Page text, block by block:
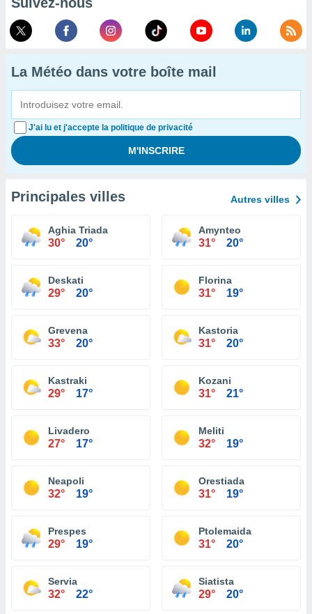
La Météo dans votre boîte mail
J'ai lu et j'accepte la politique de privacité
Principales villes Autres villes
Aghia Triada
30° 20°
Amynteo
31° 20°
Deskati
29° 20°
Florina
31° 19°
Grevena
33° 20°
Kastoria
31° 20°
Kastraki
29° 17°
Kozani
31° 21°
Livadero
27° 17°
Meliti
32° 19°
Neapoli
32° 19°
Orestiada
31° 19°
Prespes
29° 19°
Ptolemaida
31° 20°
Servia
32° 22°
Siatista
29° 20°